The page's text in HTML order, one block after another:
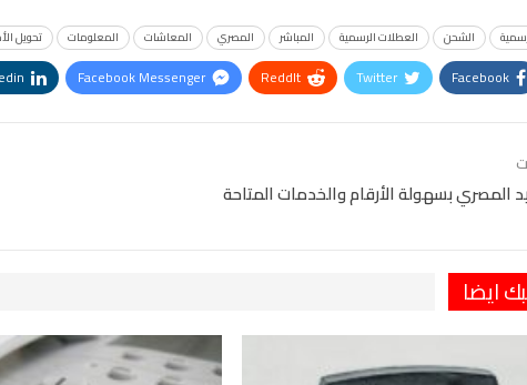
الشحن العطلات الرسمية المباشر المصري المعاشات المعلومات تحويل
Facebook
Twitter
ReddIt
Facebook Messenger
المصري بسهولة الأرقام والخدمات المتاحة
ايضا